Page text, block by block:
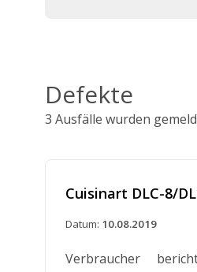
Defekte
3 Ausfälle wurden
Cuisinart DLC-8/
Datum: 10.08.2019
Verbraucher